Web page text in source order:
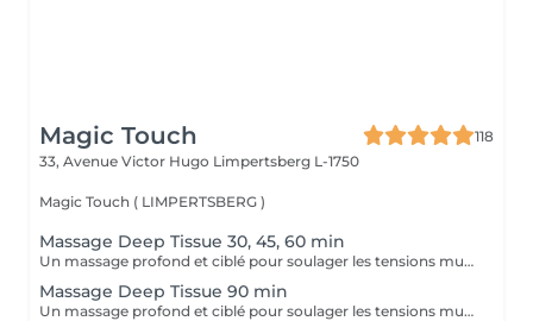
Magic Touch
118
33, Avenue Victor Hugo Limpertsberg L-1750
Magic Touch ( LIMPERTSBERG )
Massage Deep Tissue 30, 45, 60 min
Un massage profond et ciblé pour soulager les tensions musculaires chroniques, améliorer la mobilité et favoriser la récupération.
Massage Deep Tissue 90 min
Un massage profond et ciblé pour soulager les tensions musculaires chroniques, améliorer la mobilité et favoriser la récupération.